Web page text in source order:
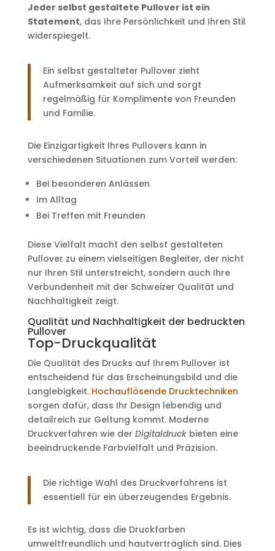
Jeder selbst gestaltete Pullover ist ein
Statement, das Ihre Persönlichkeit und Ihren Stil
widerspiegelt.
Ein selbst gestalteter Pullover zieht
Aufmerksamkeit auf sich und sorgt
regelmäßig für Komplimente von Freunden
und Familie.
Die Einzigartigkeit Ihres Pullovers kann in
verschiedenen Situationen zum Vorteil werden:
Bei besonderen Anlässen
Im Alltag
Bei Treffen mit Freunden
Diese Vielfalt macht den selbst gestalteten
Pullover zu einem vielseitigen Begleiter, der nicht
nur Ihren Stil unterstreicht, sondern auch Ihre
Verbundenheit mit der Schweizer Qualität und
Nachhaltigkeit zeigt.
Qualität und Nachhaltigkeit der bedruckten
Pullover
Top-Druckqualität
Die Qualität des Drucks auf Ihrem Pullover ist
entscheidend für das Erscheinungsbild und die
Langlebigkeit. Hochauflösende Drucktechniken
sorgen dafür, dass Ihr Design lebendig und
detailreich zur Geltung kommt. Moderne
Druckverfahren wie der Digitaldruckbieten eine
beeindruckende Farbvielfalt und Präzision.
Die richtige Wahl des Druckverfahrens ist
essentiell für ein überzeugendes Ergebnis.
Es ist wichtig, dass die Druckfarben
umweltfreundlich und hautverträglich sind. Dies